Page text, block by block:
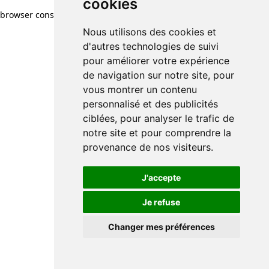
cookies
Nous utilisons des cookies et
d'autres technologies de suivi
pour améliorer votre expérience
de navigation sur notre site, pour
vous montrer un contenu
personnalisé et des publicités
ciblées, pour analyser le trafic de
notre site et pour comprendre la
provenance de nos visiteurs.
J'accepte
Je refuse
Changer mes préférences
browser console for more information)